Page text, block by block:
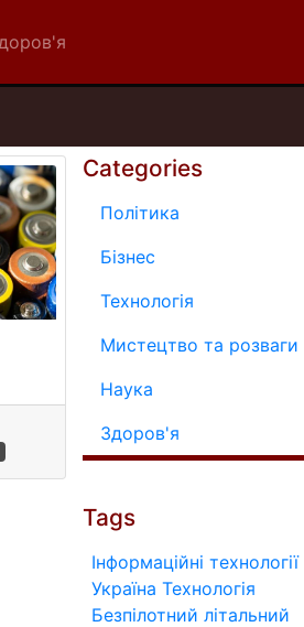
Categories
Політика
Бізнес
Технологія
Мистецтво та розваги
Наука
Здоров'я
Tags
Інформаційні технології
Україна Технологія
Безпілотний літальний